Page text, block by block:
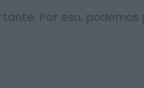
Por eso,